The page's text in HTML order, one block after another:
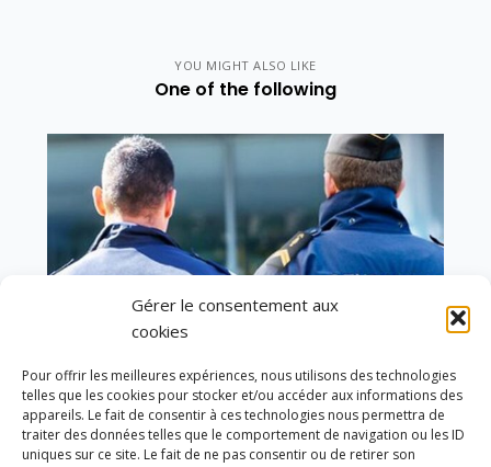
Gérer le consentement aux
cookies
Pour offrir les meilleures expériences, nous utilisons des technologies
telles que les cookies pour stocker et/ou accéder aux informations des
appareils. Le fait de consentir à ces technologies nous permettra de
traiter des données telles que le comportement de navigation ou les ID
uniques sur ce site. Le fait de ne pas consentir ou de retirer son
YOU MIGHT ALSO LIKE
One of the following